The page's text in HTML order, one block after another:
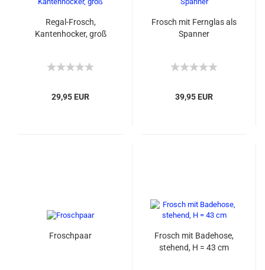
Regal-Frosch,
Kantenhocker, groß
29,95 EUR
Frosch mit Fernglas als
Spanner
39,95 EUR
Froschpaar
Frosch mit Badehose,
stehend, H = 43 cm